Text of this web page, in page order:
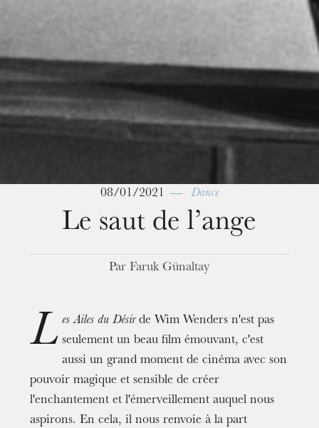
House
08/01/2021 Dance
Le saut de l’ange
Par Faruk Günaltay
L es Ailes du Désirde Wim Wenders n'est pas
seulement un beau film émouvant, c'est
aussi un grand moment de cinéma avec son
pouvoir magique et sensible de créer
l'enchantement et l'émerveillement auquel nous
aspirons. En cela, il nous renvoie à la part